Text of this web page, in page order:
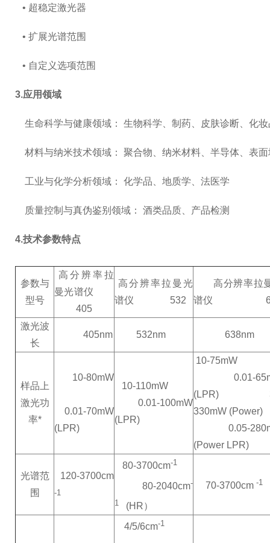
• 超稳定激光器
• 扩展光谱范围
• 自定义选项范围
3.应用领域
生命科学与健康领域： 生物科学、制药、皮肤诊断、化妆
材料与纳米技术领域： 聚合物、纳米材料、半导体、表
工业与化学分析领域： 化学品、地质学、法医学
质量控制与真伪鉴别领域： 酒类品质、产品检测
4.技术参数特点
参数与
型号
高分辨率拉
曼光谱仪
405
高分辨率拉曼光
谱仪 532
高分辨率拉
谱仪
激光波
长
405nm 532nm 638nm
样品上
激光功
率*
10-80mW
0.01-70mW
(LPR)
10-110mW
0.01-100mW
(LPR)
10-
0.01-
(LPR)
330mW
0.05-
(Power LPR)
光谱范
围
120-3700cm
-1
80-3700cm-1
80-2040cm-
1 (HR）
70-3700cm -1
4/5/6cm-1